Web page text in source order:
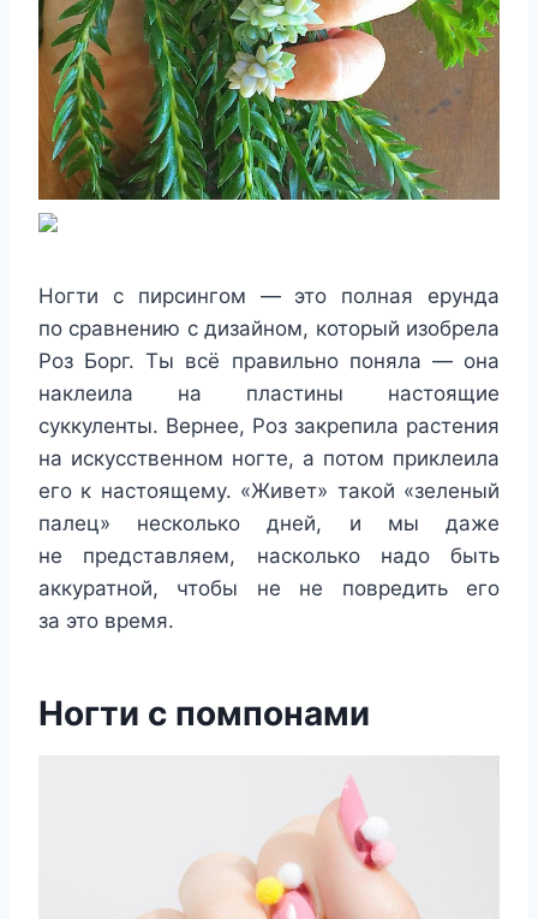
Ногти с пирсингом — это полная ерунда
по сравнению с дизайном, который изобрела
Роз Борг. Ты всё правильно поняла — она
наклеила на пластины настоящие
суккуленты. Вернее, Роз закрепила растения
на искусственном ногте, а потом приклеила
его к настоящему. «Живет» такой «зеленый
палец» несколько дней, и мы даже
не представляем, насколько надо быть
аккуратной, чтобы не не повредить его
за это время.
Ногти с помпонами